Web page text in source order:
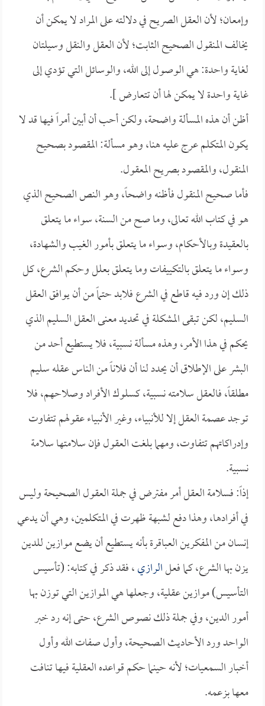
وإمعان؛ لأن العقل الصريح في دلالته على المراد لا يمكن أن
يخالف المنقول الصحيح الثابت؛ لأن العقل والنقل وسيلتان
لغاية واحدة: هي الوصول إلى الله، والوسائل التي تؤدي إلى
غاية واحدة لا يمكن لها أن تتعارض ].
أظن أن هذه المسألة واضحة، ولكن أحب أن أبين أمراً فيها قد لا
يكون المتكلم عرج عليه هنا، وهو مسألة: المقصود بصحيح
المنقول، والمقصود بصريح المعقول.
فأما صحيح المنقول فأظنه واضحاً، وهو النص الصحيح الذي
هو في كتاب الله تعالى، وما صح من السنة، سواء ما يتعلق
بالعقيدة وبالأحكام، وسواء ما يتعلق بأمور الغيب والشهادة،
وسواء ما يتعلق بالتكييفات وما يتعلق بعلل وحكم الشرع، كل
ذلك إن ورد فيه قاطع في الشرع فلابد حتماً من أن يوافق العقل
السليم، لكن تبقى المشكلة في تحديد معنى العقل السليم الذي
يحكم في هذا الأمر، وهذه مسألة نسبية، فلا يستطيع أحد من
البشر على الإطلاق أن يحدد لنا أن فلاناً من الناس عقله سليم
مطلقاً، فالعقل سلامته نسبية، كسلوك الأفراد وصلاحهم، فلا
توجد عصمة العقل إلا للأنبياء، وغير الأنبياء عقولهم تتفاوت
وإدراكاتهم تتفاوت، ومهما بلغت العقول فإن سلامتها سلامة
نسبية.
إذاً: فسلامة العقل أمر مفترض في جملة العقول الصحيحة وليس
في أفرادها، وهذا دفع لشبهة ظهرت في المتكلمين، وهي أن يدعي
إنسان من المفكرين العباقرة بأنه يستطيع أن يضع موازين للدين
يزن بها الشرع، كما فعلالرازي، فقد ذكر في كتابه: (تأسيس
التأسيس) موازين عقلية، وجعلها هي الموازين التي توزن بها
أمور الدين، وفي جملة ذلك نصوص الشرع، حتى إنه رد خبر
الواحد ورد الأحاديث الصحيحة، وأول صفات الله وأول
أخبار السمعيات؛ لأنه حينما حكم قواعده العقلية فيها تنافت
معها بزعمه.